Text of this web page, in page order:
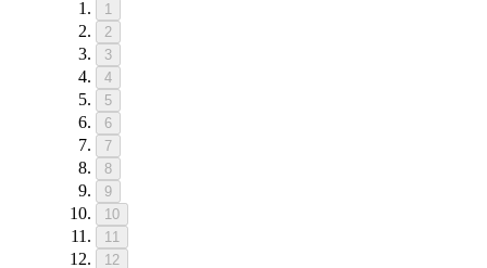
1
2
3
4
5
6
7
8
9
10
11
12